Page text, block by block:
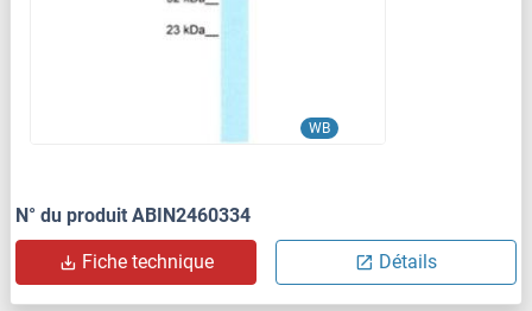
WB
N° du produit ABIN2460334
Fiche technique Détails